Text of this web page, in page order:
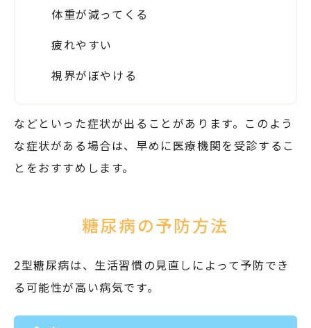
体重が減ってくる
疲れやすい
視界がぼやける
などといった症状が出ることがあります。このよう
な症状がある場合は、早めに医療機関を受診するこ
とをおすすめします。
糖尿病の予防方法
2型糖尿病は、生活習慣の見直しによって予防でき
る可能性が高い病気です。